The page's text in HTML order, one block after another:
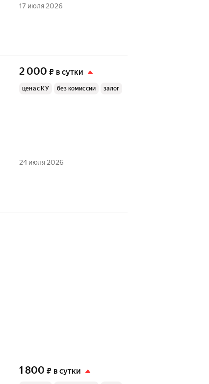
17 июля 2026
2 000 ₽ в сутки
цена с КУ без комиссии залог
24 июля 2026
1 800 ₽ в сутки